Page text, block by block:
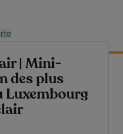
| Mini-
des plus
Luxembourg